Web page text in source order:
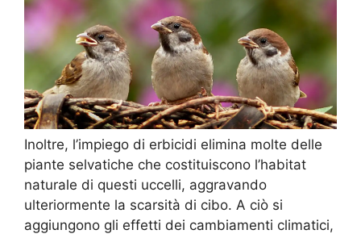
Inoltre, l’impiego di erbicidi elimina molte delle
piante selvatiche che costituiscono l’habitat
naturale di questi uccelli, aggravando
ulteriormente la scarsità di cibo. A ciò si
aggiungono gli effetti dei cambiamenti climatici,